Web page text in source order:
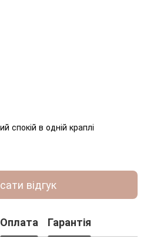
спокій в одній краплі
відгук
Оплата Гарантія